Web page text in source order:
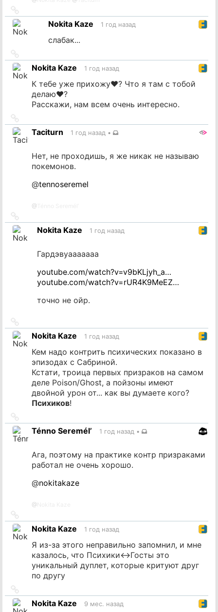
на
источникNokita Kaze 1 год назад
слабак...
на
источник
Nokita Kaze 1 год назад
К тебе уже прихожу♥? Что я там с тобой
делаю♥?
Расскажи, нам всем очень интересно.
на
источник
Taciturn 1 год назад •
Нет, не проходишь, я же никак не называю
покемонов.
@tennoseremel
@
на
источникNokita Kaze 1 год назад
Гардэвуааааааа
youtube.com/watch?v=v9bKLjyh_a…
youtube.com/watch?v=rUR4K9MeEZ…
точно не ойр.
на
источник
Nokita Kaze 1 год назад
Кем надо контрить психических показано в
эпизодах с Сабриной.
Кстати, троица первых призраков на самом
деле Poison/Ghost, а пойзоны имеют
двойной урон от... как вы думаете кого?
Психиков!
на
источник
Ténno Seremél’ 1 год назад •
Ага, поэтому на практике контр призраками
работал не очень хорошо.
@nokitakaze
@
на
источник
Nokita Kaze 1 год назад
Я из-за этого неправильно запомнил, и мне
казалось, что Психики<->Госты это
уникальный дуплет, которые критуют друг
по другу
на
источник
Nokita Kaze 9 мес. назад